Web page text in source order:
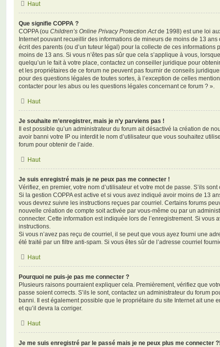
Haut
Que signifie COPPA ?
COPPA (ou Children’s Online Privacy Protection Actde 1998) est une loi
Internet pouvant recueillir des informations de mineurs de moins de 13
écrit des parents (ou d’un tuteur légal) pour la collecte de ces informations
moins de 13 ans. Si vous n’êtes pas sûr que cela s’applique à vous,
quelqu’un le fait à votre place, contactez un conseiller juridique pour
et les propriétaires de ce forum ne peuvent pas fournir de conseils
pour des questions légales de toutes sortes, à l’exception de celles
contacter pour les abus ou les questions légales concernant ce forum ? ».
Haut
Je souhaite m’enregistrer, mais je n’y parviens pas !
Il est possible qu’un administrateur du forum ait désactivé la création de
avoir banni votre IP ou interdit le nom d’utilisateur que vous souhaitez
forum pour obtenir de l’aide.
Haut
Je suis enregistré mais je ne peux pas me connecter !
Vérifiez, en premier, votre nom d’utilisateur et votre mot de passe. S’ils
Si la gestion COPPA est active et si vous avez indiqué avoir moins de 13
vous devrez suivre les instructions reçues par courriel. Certains forums
nouvelle création de compte soit activée par vous-même ou par un
connecter. Cette information est indiquée lors de l’enregistrement. Si vous
instructions.
Si vous n’avez pas reçu de courriel, il se peut que vous ayez fourni une
été traité par un filtre anti-spam. Si vous êtes sûr de l’adresse courriel
Haut
Pourquoi ne puis-je pas me connecter ?
Plusieurs raisons pourraient expliquer cela. Premièrement, vérifiez que
passe soient corrects. S’ils le sont, contactez un administrateur du forum
banni. Il est également possible que le propriétaire du site Internet ait une
et qu’il devra la corriger.
Haut
Je me suis enregistré par le passé mais je ne peux plus me connecter